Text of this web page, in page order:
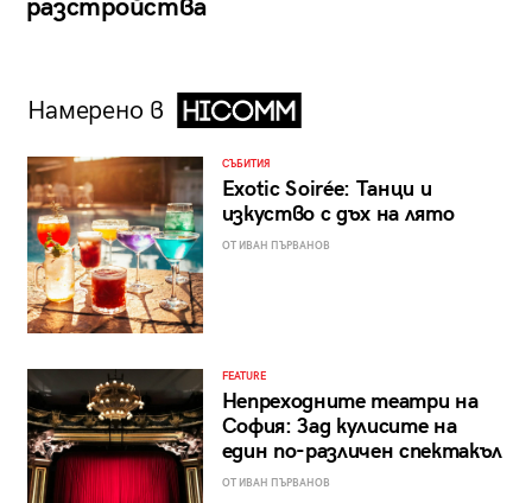
разстройства
Намерено в
СЪБИТИЯ
Exotic Soirée: Танци и
изкуство с дъх на лято
ОТ ИВАН ПЪРВАНОВ
FEATURE
Непреходните театри на
София: Зад кулисите на
един по-различен спектакъл
ОТ ИВАН ПЪРВАНОВ